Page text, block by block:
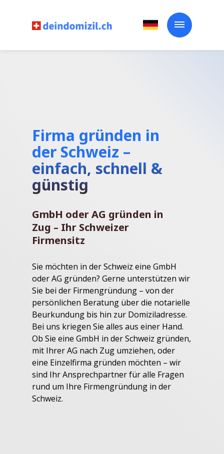
Sie möchten in der Schweiz eine GmbH
oder AG gründen? Gerne unterstützen wir
Sie bei der Firmengründung – von der
persönlichen Beratung über die notarielle
Beurkundung bis hin zur Domiziladresse.
Bei uns kriegen Sie alles aus einer Hand.
Ob Sie eine GmbH in der Schweiz gründen,
mit Ihrer AG nach Zug umziehen, oder
eine Einzelfirma gründen möchten – wir
sind Ihr Ansprechpartner für alle Fragen
rund um Ihre Firmengründung in der
Schweiz.
GmbH oder AG gründen in
Zug – Ihr Schweizer
Firmensitz
Firma gründen in
der Schweiz –
einfach, schnell &
günstig